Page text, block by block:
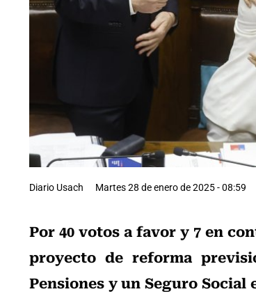
Diario Usach Martes 28 de enero de 2025 - 08:59
Por 40 votos a favor y 7 en
proyecto de reforma
Pensiones y un Seguro